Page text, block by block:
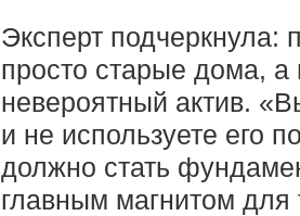
Эксперт подчеркнула:
просто старые дома,
невероятный актив.
и не используете его
должно стать
главным магнитом для